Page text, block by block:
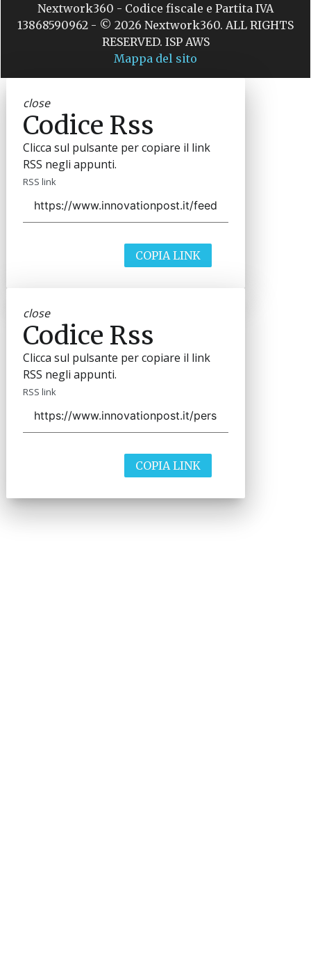
Nextwork360 - Codice fiscale e Partita IVA
13868590962 - © 2026 Nextwork360. ALL RIGHTS
RESERVED. ISP AWS
Mappa del sito
close
Codice Rss
Clicca sul pulsante per copiare il link
RSS negli appunti.
RSS link
COPIA LINK
close
Codice Rss
Clicca sul pulsante per copiare il link
RSS negli appunti.
RSS link
COPIA LINK